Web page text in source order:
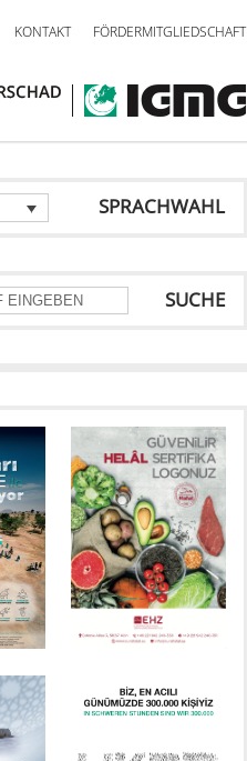
KONTAKT FÖRDERMITGLIEDSCHAFT
SPRACHWAHL
SUCHE